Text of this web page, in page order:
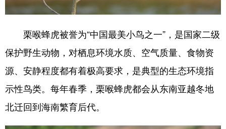
栗喉蜂虎被誉为“中国最美小鸟之一”，是国家二级
保护野生动物，对栖息环境水质、空气质量、食物资
源、安静程度都有着极高要求，是典型的生态环境指
示性鸟类。每年春季，栗喉蜂虎都会从东南亚越冬地
北迁回到海南繁育后代。